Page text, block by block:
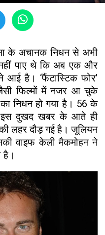
के अचानक निधन से अभी
पाए थे कि अब एक और
है। ‘फैंटास्टिक फोर’
फिल्मों में नजर आ चुके
निधन हो गया है। 56 के
इस दुखद खबर के आते ही
लहर दौड़ गई है। जूलियन
वाइफ केली मैकमोहन ने
है।